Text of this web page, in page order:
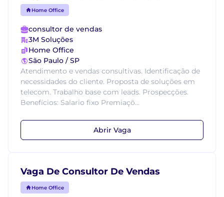
Home Office
consultor de vendas
3M Soluções
Home Office
São Paulo / SP
Atendimento e vendas consultivas. Identificação de
necessidades do cliente. Proposta de soluções em
telecom. Trabalho base com leads. Prospecções.
Benefícios: Salario fixo Premiaçõ...
Abrir Vaga
Vaga De Consultor De Vendas
Home Office